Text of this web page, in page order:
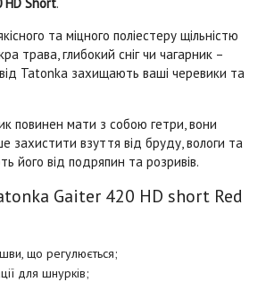
та міцного поліестеру щільністю
трава, глибокий сніг чи чагарник –
Tatonka захищають ваші черевики та
повинен мати з собою гетри, вони
захистити взуття від бруду, вологи та
його від подряпин та розривів.
Gaiter 420 HD short Red
що регулюється;
для шнурків;